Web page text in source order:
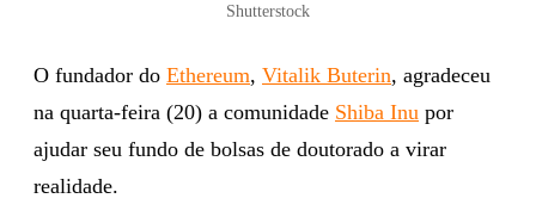
Shutterstock
O fundador do Ethereum, Vitalik Buterin, agradeceu
na quarta-feira (20) a comunidade Shiba Inu por
ajudar seu fundo de bolsas de doutorado a virar
realidade.